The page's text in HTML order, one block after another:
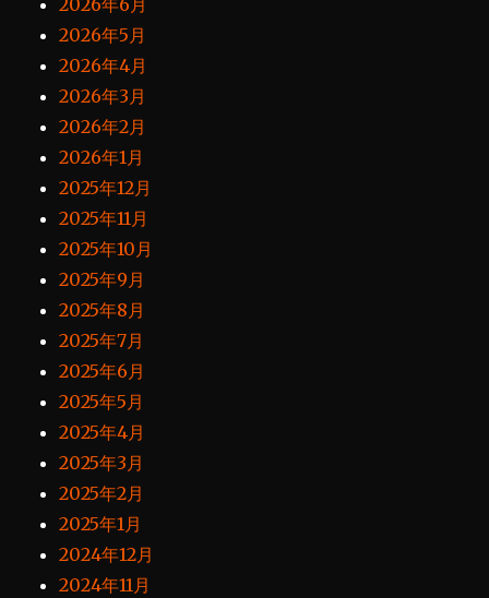
2026年6月
2026年5月
2026年4月
2026年3月
2026年2月
2026年1月
2025年12月
2025年11月
2025年10月
2025年9月
2025年8月
2025年7月
2025年6月
2025年5月
2025年4月
2025年3月
2025年2月
2025年1月
2024年12月
2024年11月